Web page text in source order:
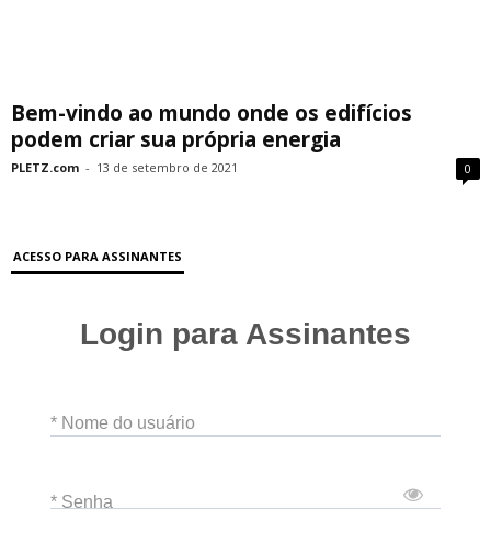
Bem-vindo ao mundo onde os edifícios
podem criar sua própria energia
PLETZ.com - 13 de setembro de 2021 0
ACESSO PARA ASSINANTES
Login para Assinantes
* Nome do usuário
* Senha